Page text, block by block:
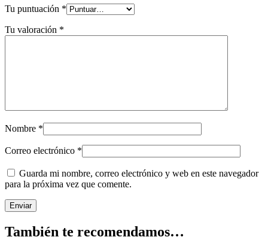
Tu puntuación *
Tu valoración *
Nombre *
Correo electrónico *
Guarda mi nombre, correo electrónico y web en este navegador
para la próxima vez que comente.
También te recomendamos…